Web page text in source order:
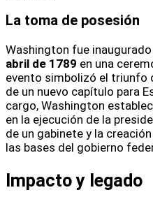
La toma de posesión
Washington fue
abril de 1789 en una
evento simbolizó el triunfo
de un nuevo capítulo para
cargo, Washington
en la ejecución de la
de un gabinete y la
las bases del gobierno
Impacto y legado